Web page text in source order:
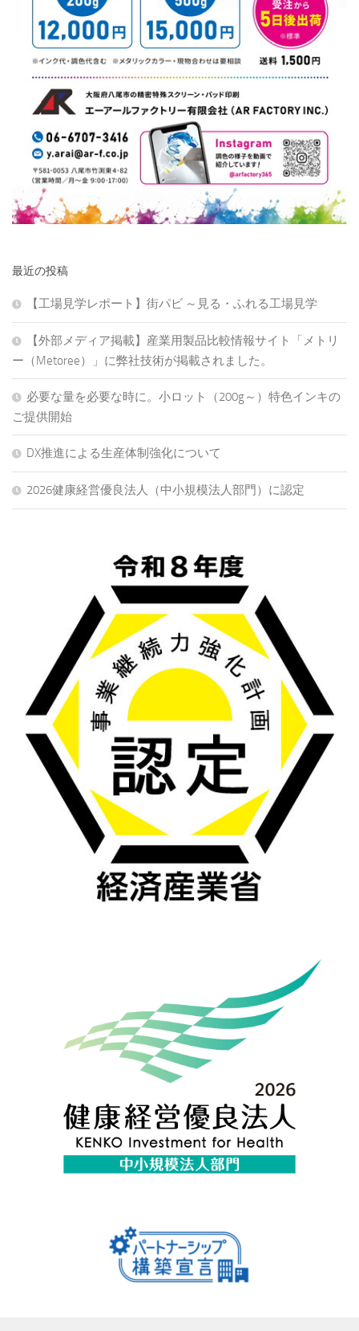
最近の投稿
【工場見学レポート】街パビ ～見る・ふれる工場見学
【外部メディア掲載】産業用製品比較情報サイト「メトリ
ー（Metoree）」に弊社技術が掲載されました。
必要な量を必要な時に。小ロット（200g～）特色インキの
ご提供開始
DX推進による生産体制強化について
2026健康経営優良法人（中小規模法人部門）に認定